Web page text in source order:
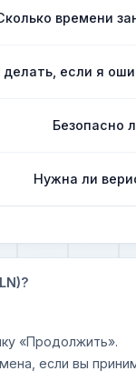
времени
делать, если я
Безопасно
Нужна ли
«Продолжить».
если вы